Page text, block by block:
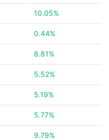
10.05%
0.44%
8.81%
5.52%
5.19%
5.77%
9.79%